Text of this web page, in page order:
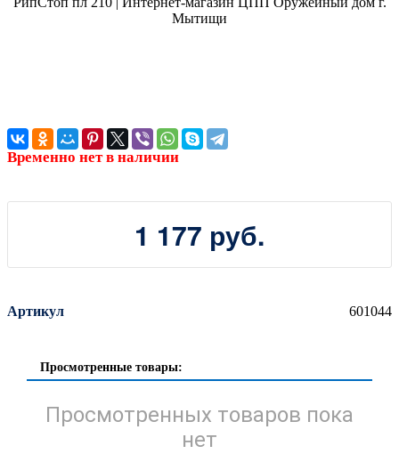
Временно нет в наличии
1 177 руб.
Артикул 601044
Просмотренные товары:
Просмотренных товаров пока
нет